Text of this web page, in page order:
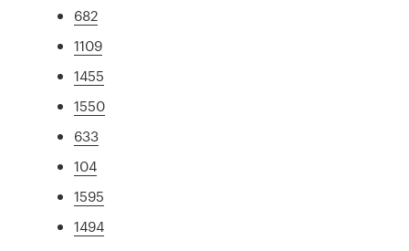
682
1109
1455
1550
633
104
1595
1494